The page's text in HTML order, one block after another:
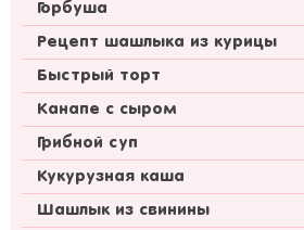
Горбуша
Рецепт шашлыка из курицы
Быстрый торт
Канапе с сыром
Грибной суп
Кукурузная каша
Шашлык из свинины